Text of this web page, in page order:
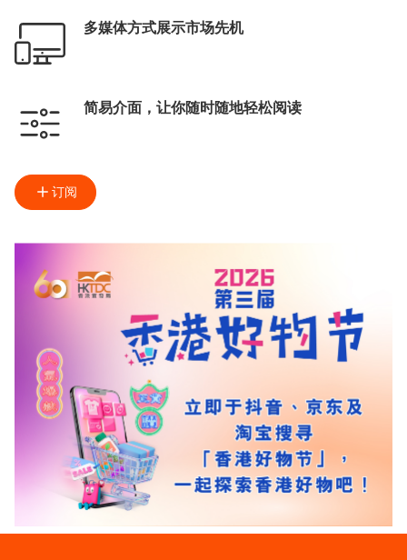
多媒体方式展示市场先机
简易介面，让你随时随地轻松阅读
订阅